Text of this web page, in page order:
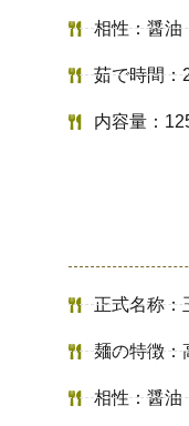
相性：醤油
茹で時間：
内容量：
正式名称：
麺の特徴：
相性：醤油